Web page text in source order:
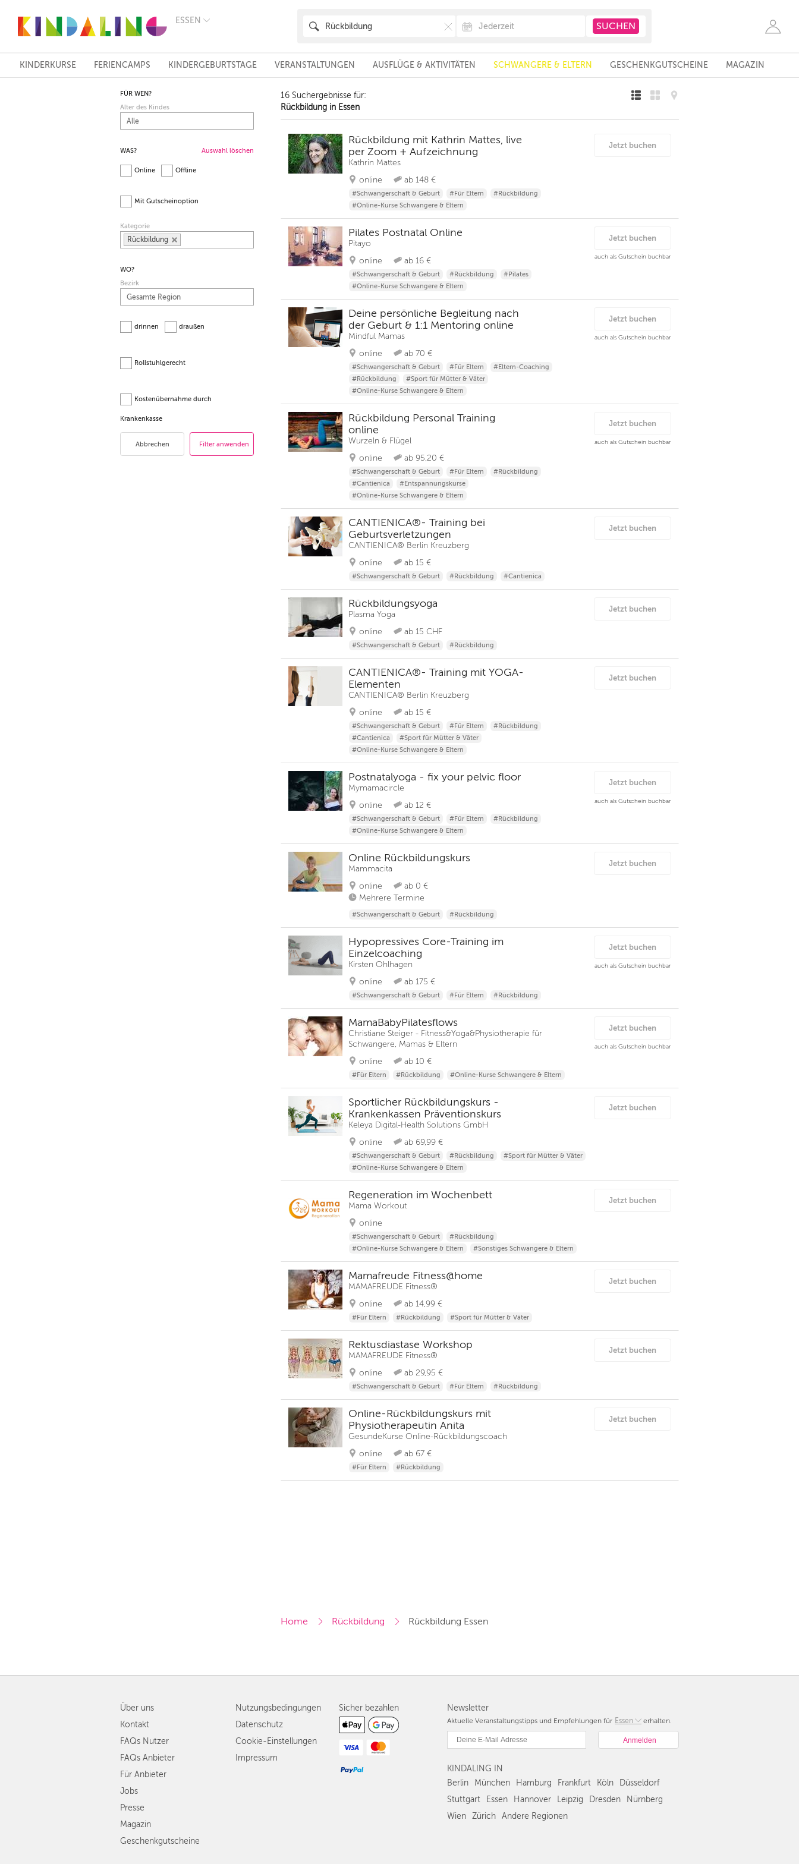
ESSEN
BERLIN
FRANKFURT
KÖLN
ESSEN
WIEN
REGIONEN
KINDERKURSE FERIENCAMPS KINDERGEBURTSTAGE VERANSTALTUNGEN AUSFLÜGE & AKTIVITÄTEN SCHWANGERE & ELTERN GESCHENKGUTSCHEINE MAGAZIN
FÜR WEN?
Alter des Kindes
WAS? Auswahl löschen
Online Offline
Mit Gutscheinoption
Kategorie
Rückbildung
WO?
Bezirk
drinnen draußen
Rollstuhlgerecht
Kostenübernahme durch
Krankenkasse
Abbrechen
16 Suchergebnisse für:
Rückbildung in Essen
Rückbildung mit Kathrin Mattes, live
per Zoom + Aufzeichnung
Kathrin Mattes
online
ab 148 €
#Schwangerschaft & Geburt #Für Eltern
#Rückbildung
#Online-Kurse Schwangere & Eltern
Jetzt buchen
Pilates Postnatal Online
Pitayo
online
ab 16 €
#Schwangerschaft & Geburt #Rückbildung
#Pilates
#Online-Kurse Schwangere & Eltern
Jetzt buchen
auch als Gutschein buchbar
Deine persönliche Begleitung nach
der Geburt & 1:1 Mentoring online
Mindful Mamas
online
ab 70 €
#Schwangerschaft & Geburt #Für Eltern
#Eltern-Coaching
#Rückbildung
#Sport für Mütter & Väter
#Online-Kurse Schwangere & Eltern
Jetzt buchen
auch als Gutschein buchbar
Rückbildung Personal Training
online
Wurzeln & Flügel
online
ab 95,20 €
#Schwangerschaft & Geburt #Für Eltern
#Rückbildung
#Cantienica
#Entspannungskurse
#Online-Kurse Schwangere & Eltern
Jetzt buchen
auch als Gutschein buchbar
CANTIENICA®- Training bei
Geburtsverletzungen
CANTIENICA® Berlin Kreuzberg
online
ab 15 €
#Schwangerschaft & Geburt #Rückbildung #Cantienica
Jetzt buchen
Rückbildungsyoga
Plasma Yoga
online
ab 15 CHF
#Schwangerschaft & Geburt #Rückbildung
Jetzt buchen
CANTIENICA®- Training mit YOGA-
Elementen
CANTIENICA® Berlin Kreuzberg
online
ab 15 €
#Schwangerschaft & Geburt #Für Eltern
#Rückbildung
#Cantienica
#Sport für Mütter & Väter
#Online-Kurse Schwangere & Eltern
Jetzt buchen
Postnatalyoga - fix your pelvic floor
Mymamacircle
online
ab 12 €
#Schwangerschaft & Geburt #Für Eltern
#Rückbildung
#Online-Kurse Schwangere & Eltern
Jetzt buchen
auch als Gutschein buchbar
Online Rückbildungskurs
Mammacita
online
ab 0 €
Mehrere Termine
#Schwangerschaft & Geburt #Rückbildung
Jetzt buchen
Hypopressives Core-Training im
Einzelcoaching
Kirsten Ohlhagen
online
ab 175 €
#Schwangerschaft & Geburt #Für Eltern #Rückbildung
Jetzt buchen
auch als Gutschein buchbar
MamaBabyPilatesflows
Christiane Steiger - Fitness&Yoga&Physiotherapie für
Schwangere, Mamas & Eltern
online
ab 10 €
#Für Eltern #Rückbildung #Online-Kurse Schwangere & Eltern
Jetzt buchen
auch als Gutschein buchbar
Sportlicher Rückbildungskurs -
Krankenkassen Präventionskurs
Keleya Digital-Health Solutions GmbH
online
ab 69,99 €
#Schwangerschaft & Geburt #Rückbildung
#Sport für Mütter & Väter
#Online-Kurse Schwangere & Eltern
Jetzt buchen
Regeneration im Wochenbett
Mama Workout
online
#Schwangerschaft & Geburt
#Rückbildung
#Online-Kurse Schwangere & Eltern
#Sonstiges Schwangere & Eltern
Jetzt buchen
Mamafreude Fitness@home
MAMAFREUDE Fitness®
online
ab 14,99 €
#Für Eltern #Rückbildung #Sport für Mütter & Väter
Jetzt buchen
Rektusdiastase Workshop
MAMAFREUDE Fitness®
online
ab 29,95 €
#Schwangerschaft & Geburt #Für Eltern #Rückbildung
Jetzt buchen
Online-Rückbildungskurs mit
Physiotherapeutin Anita
GesundeKurse Online-Rückbildungscoach
online
ab 67 €
#Für Eltern #Rückbildung
Jetzt buchen
Home Rückbildung Rückbildung Essen
Newsletter
Aktuelle Veranstaltungstipps und Empfehlungen für Essen
Berlin
Hamburg
Köln
erhalten.
KINDALING IN
Berlin
München Hamburg Frankfurt Köln
Düsseldorf
Stuttgart
Essen Hannover Leipzig Dresden
Nürnberg
Wien
Zürich Andere Regionen
Über uns
Kontakt
FAQs Nutzer
FAQs Anbieter
Für Anbieter
Jobs
Presse
Magazin
Geschenkgutscheine
Nutzungsbedingungen
Datenschutz
Cookie-Einstellungen
Impressum
Sicher bezahlen